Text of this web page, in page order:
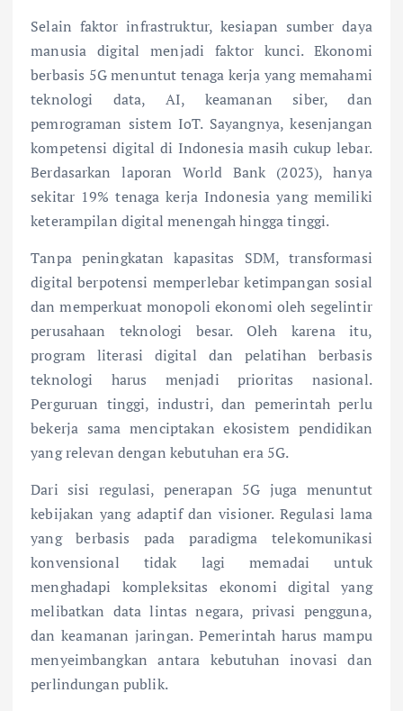
Selain faktor infrastruktur, kesiapan sumber daya
manusia digital menjadi faktor kunci. Ekonomi
berbasis 5G menuntut tenaga kerja yang memahami
teknologi data, AI, keamanan siber, dan
pemrograman sistem IoT. Sayangnya, kesenjangan
kompetensi digital di Indonesia masih cukup lebar.
Berdasarkan laporan World Bank (2023), hanya
sekitar 19% tenaga kerja Indonesia yang memiliki
keterampilan digital menengah hingga tinggi.
Tanpa peningkatan kapasitas SDM, transformasi
digital berpotensi memperlebar ketimpangan sosial
dan memperkuat monopoli ekonomi oleh segelintir
perusahaan teknologi besar. Oleh karena itu,
program literasi digital dan pelatihan berbasis
teknologi harus menjadi prioritas nasional.
Perguruan tinggi, industri, dan pemerintah perlu
bekerja sama menciptakan ekosistem pendidikan
yang relevan dengan kebutuhan era 5G.
Dari sisi regulasi, penerapan 5G juga menuntut
kebijakan yang adaptif dan visioner. Regulasi lama
yang berbasis pada paradigma telekomunikasi
konvensional tidak lagi memadai untuk
menghadapi kompleksitas ekonomi digital yang
melibatkan data lintas negara, privasi pengguna,
dan keamanan jaringan. Pemerintah harus mampu
menyeimbangkan antara kebutuhan inovasi dan
perlindungan publik.